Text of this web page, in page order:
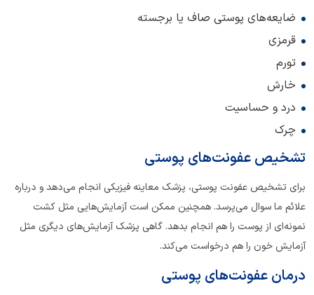
ضایعه‌های پوستی صاف یا برجسته
قرمزی
تورم
خارش
درد و حساسیت
چرک
تشخیص عفونت‌های پوستی
برای تشخیص عفونت پوستی، پزشک معاینه فیزیکی انجام می‌دهد و درباره
علائم ما سوال می‌پرسد. همچنین ممکن است آزمایش‌هایی مثل کشت
نمونه‌ای از پوست را هم انجام بدهد. گاهی پزشک آزمایش‌های دیگری مثل
آزمایش خون را هم درخواست می‌کند.
درمان عفونت‌های پوستی